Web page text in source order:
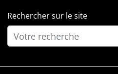
Rechercher sur le site